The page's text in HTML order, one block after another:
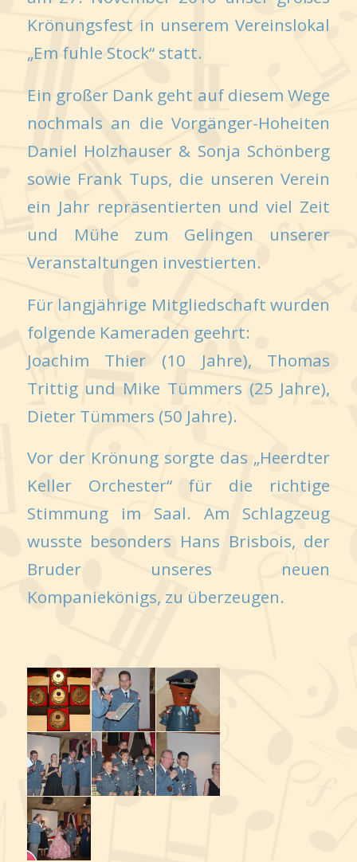
Krönungsfest in unserem Vereinslokal
„Em fuhle Stock“ statt.
Ein großer Dank geht auf diesem Wege
nochmals an die Vorgänger-Hoheiten
Daniel Holzhauser & Sonja Schönberg
sowie Frank Tups, die unseren Verein
ein Jahr repräsentierten und viel Zeit
und Mühe zum Gelingen unserer
Veranstaltungen investierten.
Für langjährige Mitgliedschaft wurden
folgende Kameraden geehrt:
Joachim Thier (10 Jahre), Thomas
Trittig und Mike Tümmers (25 Jahre),
Dieter Tümmers (50 Jahre).
Vor der Krönung sorgte das „Heerdter
Keller Orchester“ für die richtige
Stimmung im Saal. Am Schlagzeug
wusste besonders Hans Brisbois, der
Bruder unseres neuen
Kompaniekönigs, zu überzeugen.